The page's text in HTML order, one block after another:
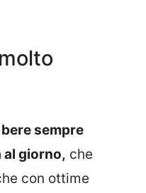
bere sempre
al giorno, che
con ottime